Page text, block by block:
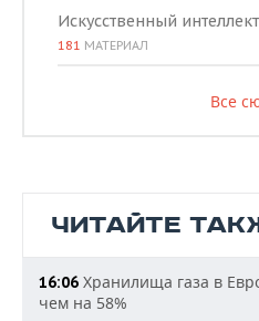
Искусственный интеллект
181 МАТЕРИАЛ
Все
ЧИТАЙТЕ
16:06 Хранилища газа в
чем на 58%